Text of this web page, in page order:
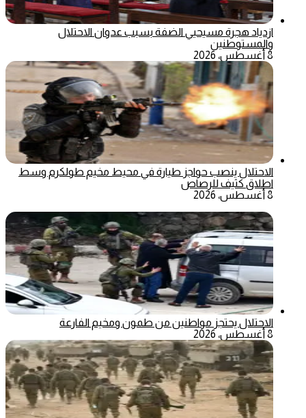
ازدياد هجرة مسيحيي الضفة بسبب عدوان الاحتلال
والمستوطنين
8 أغسطس، 2026
الاحتلال ينصب حواجز طيارة في محيط مخيم طولكرم وسط
اطلاق كثيف للرصاص
8 أغسطس، 2026
الاحتلال يحتجز مواطنين من طمون ومخيم الفارعة
8 أغسطس، 2026